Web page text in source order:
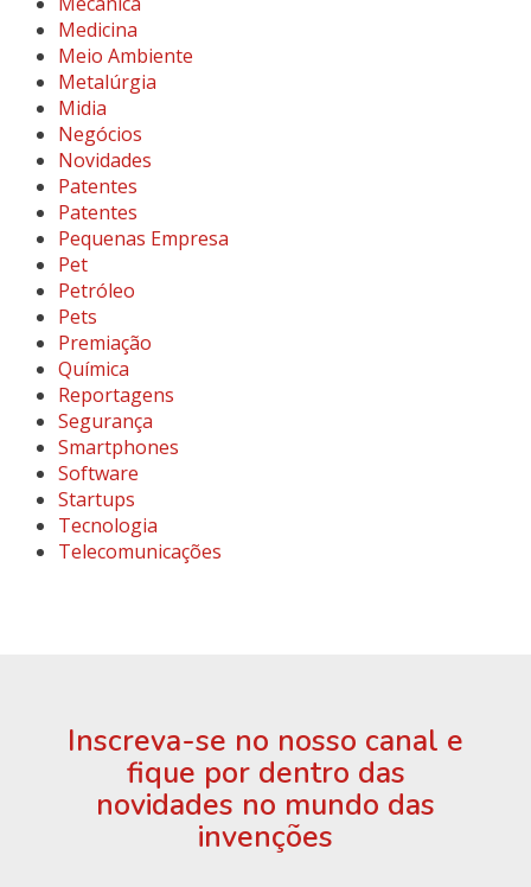
Medicina
Meio Ambiente
Metalúrgia
Midia
Negócios
Novidades
Patentes
Patentes
Pequenas Empresa
Pet
Petróleo
Pets
Premiação
Química
Reportagens
Segurança
Smartphones
Software
Startups
Tecnologia
Telecomunicações
Inscreva-se no nosso canal e
fique por dentro das
novidades no mundo das
invenções